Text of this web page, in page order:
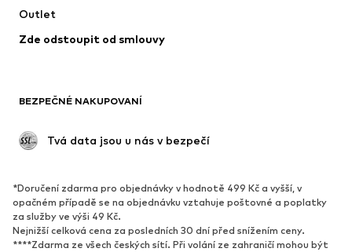
Kabáty
Plavky
Příležitosti
Upcyklace
Nové
Oblíbené
Tenisky
Lodičky & boty na podpatku
Kozačky
Outlet
Zde odstoupit od smlouvy
BEZPEČNÉ NAKUPOVANÍ
Tvá data jsou u nás v bezpečí
*Doručení zdarma pro objednávky v hodnotě 499 Kč a vyšší, v
opačném případě se na objednávku vztahuje poštovné a poplatky
za služby ve výši 49 Kč.
Nejnižší celková cena za posledních 30 dní před snížením ceny.
****Zdarma ze všech českých sítí. Při volání ze zahraničí mohou být